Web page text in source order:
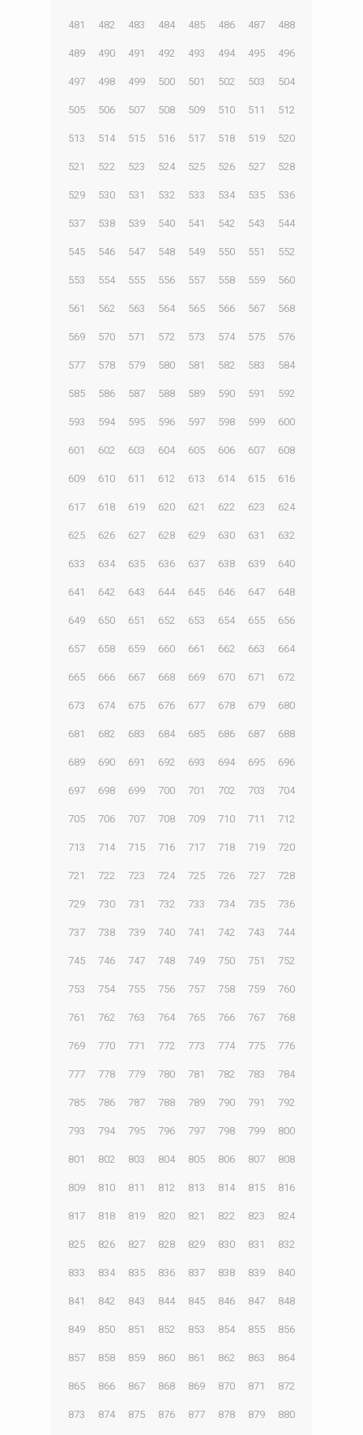
481 482 483 484 485 486 487 488
489 490 491 492 493 494 495 496
497 498 499 500 501 502 503 504
505 506 507 508 509 510 511 512
513 514 515 516 517 518 519 520
521 522 523 524 525 526 527 528
529 530 531 532 533 534 535 536
537 538 539 540 541 542 543 544
545 546 547 548 549 550 551 552
553 554 555 556 557 558 559 560
561 562 563 564 565 566 567 568
569 570 571 572 573 574 575 576
577 578 579 580 581 582 583 584
585 586 587 588 589 590 591 592
593 594 595 596 597 598 599 600
601 602 603 604 605 606 607 608
609 610 611 612 613 614 615 616
617 618 619 620 621 622 623 624
625 626 627 628 629 630 631 632
633 634 635 636 637 638 639 640
641 642 643 644 645 646 647 648
649 650 651 652 653 654 655 656
657 658 659 660 661 662 663 664
665 666 667 668 669 670 671 672
673 674 675 676 677 678 679 680
681 682 683 684 685 686 687 688
689 690 691 692 693 694 695 696
697 698 699 700 701 702 703 704
705 706 707 708 709 710 711 712
713 714 715 716 717 718 719 720
721 722 723 724 725 726 727 728
729 730 731 732 733 734 735 736
737 738 739 740 741 742 743 744
745 746 747 748 749 750 751 752
753 754 755 756 757 758 759 760
761 762 763 764 765 766 767 768
769 770 771 772 773 774 775 776
777 778 779 780 781 782 783 784
785 786 787 788 789 790 791 792
793 794 795 796 797 798 799 800
801 802 803 804 805 806 807 808
809 810 811 812 813 814 815 816
817 818 819 820 821 822 823 824
825 826 827 828 829 830 831 832
833 834 835 836 837 838 839 840
841 842 843 844 845 846 847 848
849 850 851 852 853 854 855 856
857 858 859 860 861 862 863 864
865 866 867 868 869 870 871 872
873 874 875 876 877 878 879 880